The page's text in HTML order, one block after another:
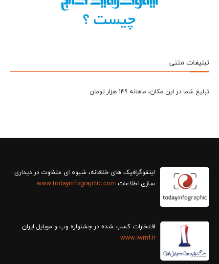
تبلیغات متنی
تبلیغ شما در این مکان، ماهانه 149 هزار تومان
سازی اطلاعات www.todayinfographic.com
افتخارات کسب شده در جشنواره وب و موبایل ایران
www.iwmf.ir